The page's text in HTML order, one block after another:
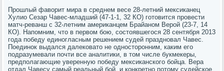
Прошлый фаворит мира в среднем весе 28-летний мексиканец
Хулио Сезар Чавес-младший (47-1-1, 32 КО) готовится провести
матч-реванш с 32-летним американцем Брайаном Верой (23-7, 14
КО). Напомним, что в первом бою, состоявшегося 28 сентября 2013
года победу единогласным решением судей праздновал Чавес.
Поединок выдался далековато не односторонним, каким его
подразумевали почти все аналитики, в том числе букмекеры,
предполагающие уверенную победу мексиканского бойца. Вера
отдал Чавесу самый реальный бой, и конкретно потому судейское